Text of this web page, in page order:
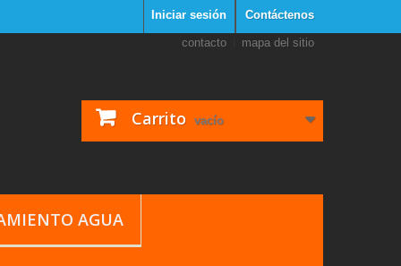
Contáctenos
Iniciar sesión
contacto mapa del sitio
Carrito vacío
AGUA